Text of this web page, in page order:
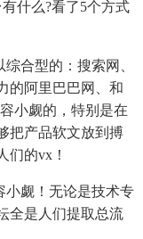
什么?看了5个方式
合型的：搜索网、
的阿里巴巴网、和
小觑的，特别是在
把产品软文放到搏
们的vx！
觑！无论是技术专
全是人们提取总流